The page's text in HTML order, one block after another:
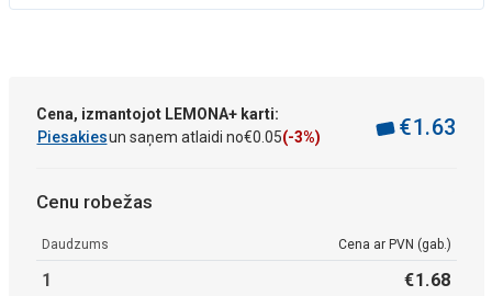
Cena, izmantojot LEMONA+ karti:
Piesakiesun saņem atlaidi no€0 05(-3%) €1.63
Cenu robežas
Daudzums Cena ar PVN (gab.)
1 €1.68